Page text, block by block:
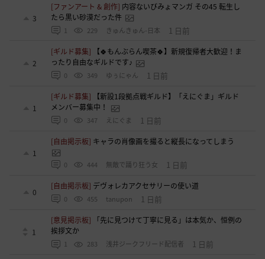
3
[ファンアート & 創作] 内容ないびみょマンガ その45 転生し
たら黒い砂漠だった件
1 229 きゅんきゅん-日本 1 日前
2
[ギルド募集]
【🍀もんぶらん喫茶🍀】新規復帰者大歓迎！ま
ったり自由なギルドです♪
0 349 ゆぅにゃん 1 日前
1
[ギルド募集]
【新設1段拠点戦ギルド】「えにぐま」ギルド
メンバー募集中！
0 347 えにぐま 1 日前
1
[自由掲示板] キャラの肖像画を撮ると縦長になってしまう
0 444 無敵で踊り狂う女 1 日前
0
[自由掲示板] デヴォレカアクセサリーの使い道
0 455 tanupon 1 日前
1
[意見掲示板]
「先に見つけて丁寧に見る」は本気か、恒例の
挨拶文か
1 283 浅井ジークフリード配信者 1 日前